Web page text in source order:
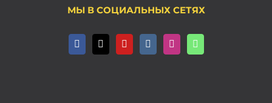
МЫ В СОЦИАЛЬНЫХ СЕТЯХ